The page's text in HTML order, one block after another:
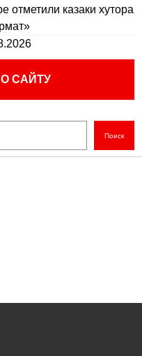
отметили казаки хутора
САЙТУ
Поиск